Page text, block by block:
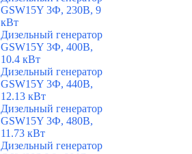
GSW15Y 3Ф, 230В, 9
кВт
Дизельный генератор
GSW15Y 3Ф, 400В,
10.4 кВт
Дизельный генератор
GSW15Y 3Ф, 440В,
12.13 кВт
Дизельный генератор
GSW15Y 3Ф, 480В,
11.73 кВт
Дизельный генератор